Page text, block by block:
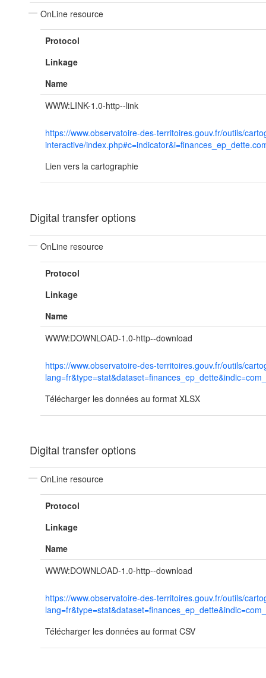
OnLine resource
Protocol
Linkage
Name
WWW:LINK-1.0-http--link
https://www.observatoire-des-territoires.gouv.fr/outils/
interactive/
Lien vers la cartographie
Digital transfer options
OnLine resource
Protocol
Linkage
Name
WWW:DOWNLOAD-1.0-http--download
https://www.observatoire-des-territoires.gouv.fr/outils/
Télécharger les données au format XLSX
Digital transfer options
OnLine resource
Protocol
Linkage
Name
WWW:DOWNLOAD-1.0-http--download
https://www.observatoire-des-territoires.gouv.fr/outils/
Télécharger les données au format CSV